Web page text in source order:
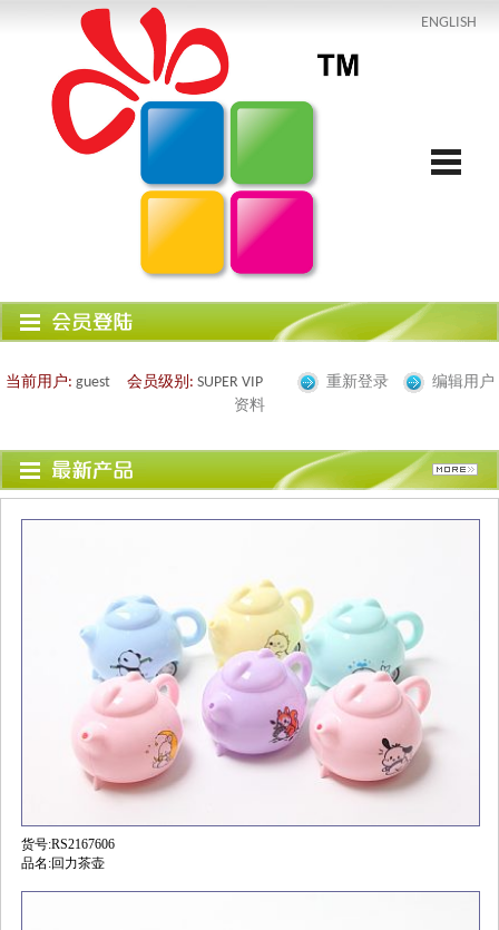
ENGLISH
当前用户: guest 会员级别: SUPER VIP 重新登录
编辑用户
资料